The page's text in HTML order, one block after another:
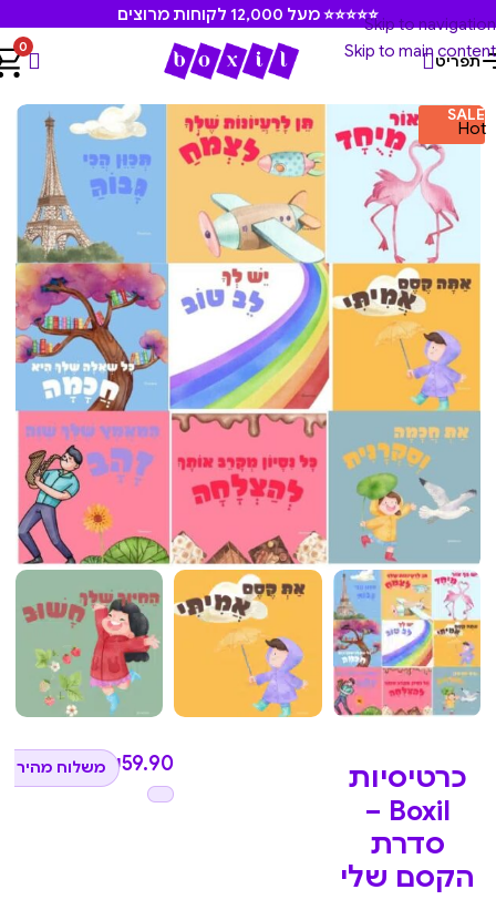
Skip to navigation
Skip to main content
⭐⭐⭐⭐⭐ מעל 12,000 לקוחות מרוצים
תפריט
0
עמוד הבית משחקים ומוצרים חינוכיים
Hot
SALE
כרטיסיות
Boxil –
סדרת
הקסם שלי
₪59.90 משלוח מהיר